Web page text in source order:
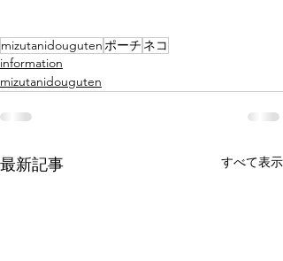
mizutanidougutenポーチ ネコ
information
mizutanidouguten
最新記事 すべて表示